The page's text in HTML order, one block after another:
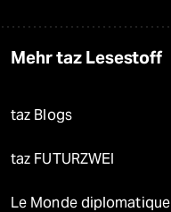
Mehr taz Lesestoff
taz Blogs
taz FUTURZWEI
Le Monde diplomatique